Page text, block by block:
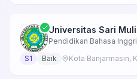
Universitas Sari
Pendidikan Bahasa
S1 Baik Kota Banjarmasin,